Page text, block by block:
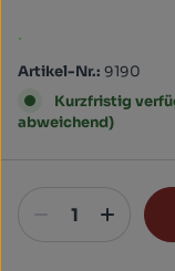
.
Artikel-Nr.: 9190
Kurzfristig
abweichend)